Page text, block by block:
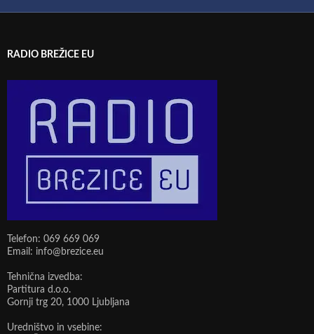
RADIO BREŽICE EU
Telefon: 069 669 069
Email: info@brezice.eu
Tehnična izvedba:
Partitura d.o.o.
Gornji trg 20, 1000 Ljubljana
Uredništvo in vsebine: